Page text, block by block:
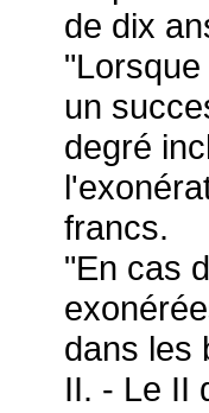
de dix
un
degré
francs.
"En cas
dans les
II. - Le II